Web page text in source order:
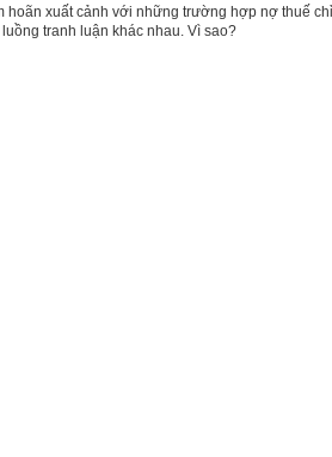
hoãn xuất cảnh với những trường hợp nợ thuế
tranh luận khác nhau. Vì sao?